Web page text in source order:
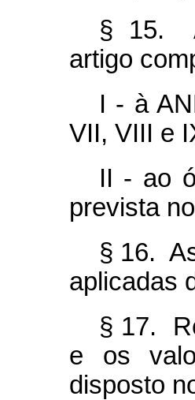
§ 15.
artigo
I - à
VII, VIII e
II - ao
prevista
§ 16.
aplicadas
§ 17.
e os
disposto